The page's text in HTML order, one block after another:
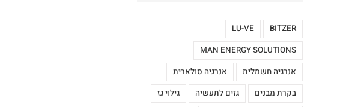
BITZER
LU-VE
MAN ENERGY SOLUTIONS
אנרגיה חשמלית
אנרגיה סולארית
בקרת מבנים
גזים לתעשיה
גילוי גז